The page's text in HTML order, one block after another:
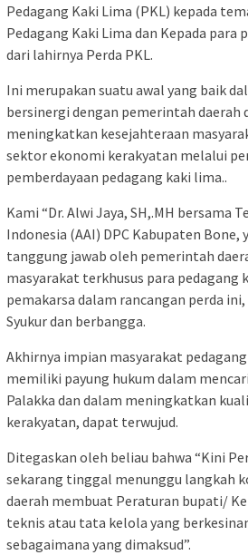
Pedagang Kaki Lima (PKL) kepada
Pedagang Kaki Lima dan Kepada
dari lahirnya Perda PKL.
Ini merupakan suatu awal yang baik
bersinergi dengan pemerintah daerah
meningkatkan kesejahteraan
sektor ekonomi kerakyatan melalui
pemberdayaan pedagang kaki lima..
Kami “Dr. Alwi Jaya, SH,.MH bersama
Indonesia (AAI) DPC Kabupaten Bone,
tanggung jawab oleh pemerintah
masyarakat terkhusus para pedagang
pemakarsa dalam rancangan perda
Syukur dan berbangga.
Akhirnya impian masyarakat
memiliki payung hukum dalam
Palakka dan dalam meningkatkan
kerakyatan, dapat terwujud.
Ditegaskan oleh beliau bahwa “Kini
sekarang tinggal menunggu langkah
daerah membuat Peraturan bupati/
teknis atau tata kelola yang
sebagaimana yang dimaksud”.